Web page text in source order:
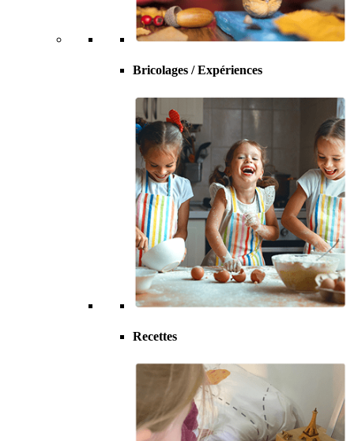
Bricolages / Expériences
Recettes